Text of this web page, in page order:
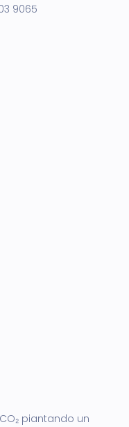
9065
piantando un